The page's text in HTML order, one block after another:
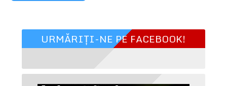
URMĂRIȚI-NE PE FACEBOOK!